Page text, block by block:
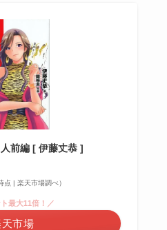
前編 [ 伊藤丈恭 ]
| 楽天市場調べ）
最大11倍！／
市場